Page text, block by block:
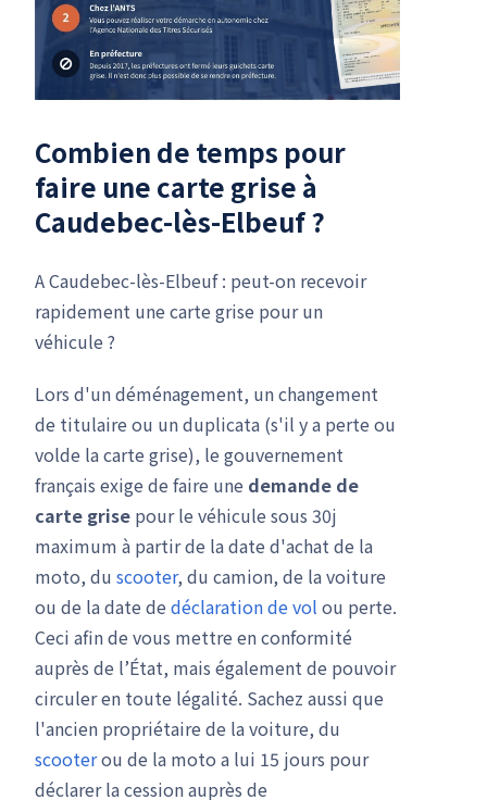
Combien de temps pour
faire une carte grise à
Caudebec-lès-Elbeuf ?
A Caudebec-lès-Elbeuf : peut-on recevoir
rapidement une carte grise pour un
véhicule ?
Lors d'un déménagement, un changement
de titulaire ou un duplicata (s'il y a perte ou
volde la carte grise), le gouvernement
français exige de faire une demande de
carte grise pour le véhicule sous 30j
maximum à partir de la date d'achat de la
moto, du scooter, du camion, de la voiture
ou de la date de déclaration de vol ou perte.
Ceci afin de vous mettre en conformité
auprès de l’État, mais également de pouvoir
circuler en toute légalité. Sachez aussi que
l'ancien propriétaire de la voiture, du
scooterou de la moto a lui 15 jours pour
déclarer la cession auprès de